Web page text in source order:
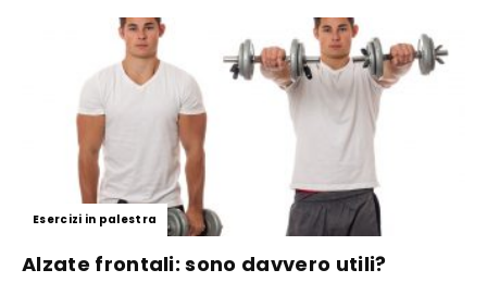
Esercizi in palestra
Alzate frontali: sono davvero utili?